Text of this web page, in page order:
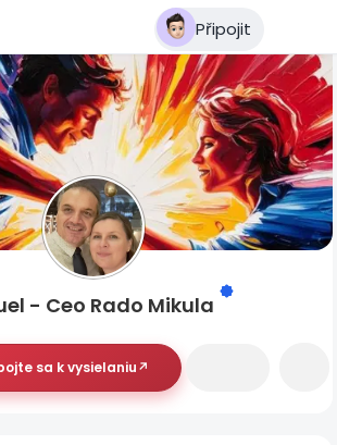
Připojit
- Ceo Rado Mikula
sa k vysielaniu↗